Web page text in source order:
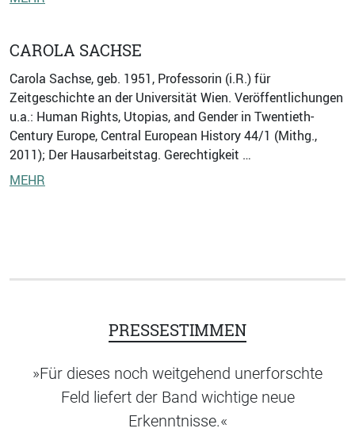
CAROLA SACHSE
Carola Sachse, geb. 1951, Professorin (i.R.) für
Zeitgeschichte an der Universität Wien. Veröffentlichungen
u.a.: Human Rights, Utopias, and Gender in Twentieth-
Century Europe, Central European History 44/1 (Mithg.,
2011); Der Hausarbeitstag. Gerechtigkeit …
MEHR
PRESSESTIMMEN
»Für dieses noch weitgehend unerforschte
Feld liefert der Band wichtige neue
Erkenntnisse.«